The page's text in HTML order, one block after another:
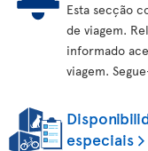
Esta secção
de viagem.
informado
viagem.
especiais